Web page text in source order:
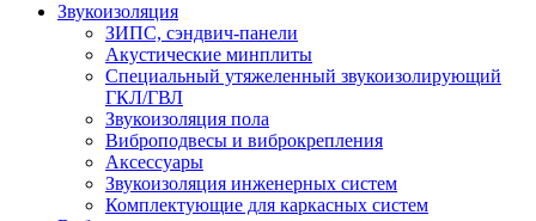
Звукоизоляция
ЗИПС, сэндвич-панели
Акустические минплиты
Специальный утяжеленный звукоизолирующий
ГКЛ/ГВЛ
Звукоизоляция пола
Виброподвесы и виброкрепления
Аксессуары
Звукоизоляция инженерных систем
Комплектующие для каркасных систем